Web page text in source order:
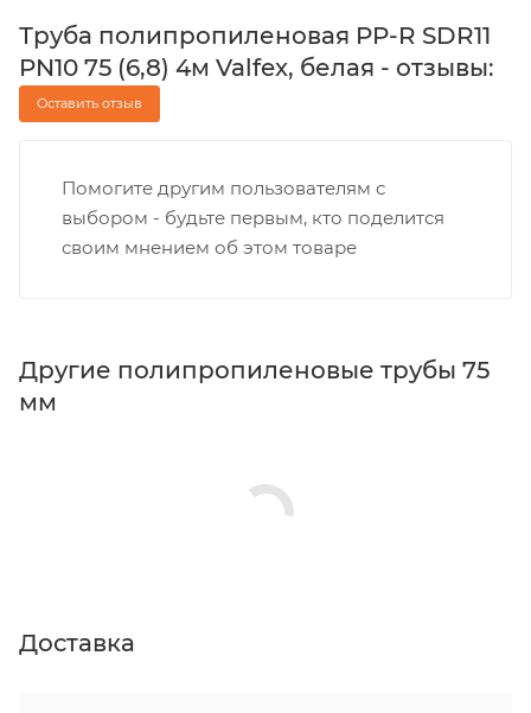
Труба полипропиленовая PP-R SDR11
PN10 75 (6,8) 4м Valfex, белая - отзывы:
Оставить отзыв
Помогите другим пользователям с
выбором - будьте первым, кто поделится
своим мнением об этом товаре
Другие полипропиленовые трубы 75
мм
Доставка